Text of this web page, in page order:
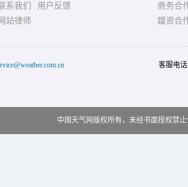
系我们
用户反馈
网站律师
商务合
媒资合
客服电
中国天气网版权所有，未经书面授权